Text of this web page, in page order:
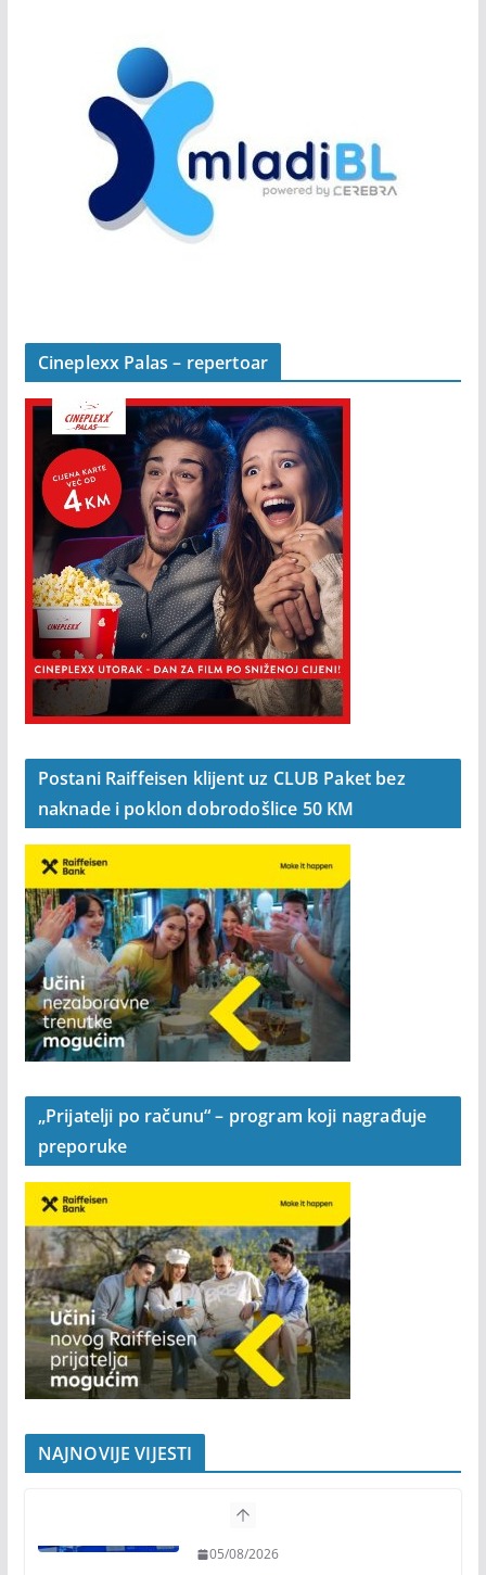
Cineplexx Palas – repertoar
Postani Raiffeisen klijent uz CLUB Paket bez
naknade i poklon dobrodošlice 50 KM
„Prijatelji po računu“ – program koji nagrađuje
preporuke
NAJNOVIJE VIJESTI